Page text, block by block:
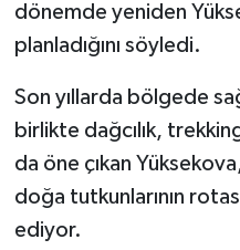
dönemde yeniden
planladığını söyledi.
Son yıllarda bölgede
birlikte dağcılık,
da öne çıkan
doğa tutkunlarının
ediyor.